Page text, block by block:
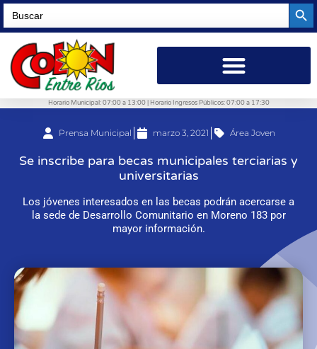
Search
for:
Horario Municipal: 07:00 a 13:00 | Horario Ingresos Públicos: 07:00 a 17:30
Prensa Municipal marzo 3, 2021 Área Joven
Se inscribe para becas municipales terciarias y
universitarias
Los jóvenes interesados en las becas podrán acercarse a
la sede de Desarrollo Comunitario en Moreno 183 por
mayor información.